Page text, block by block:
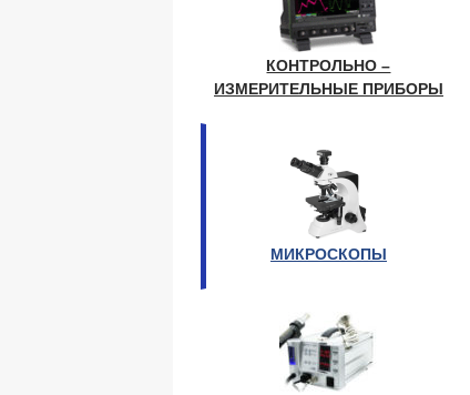
КОНТРОЛЬНО –
ИЗМЕРИТЕЛЬНЫЕ ПРИБОРЫ
МИКРОСКОПЫ